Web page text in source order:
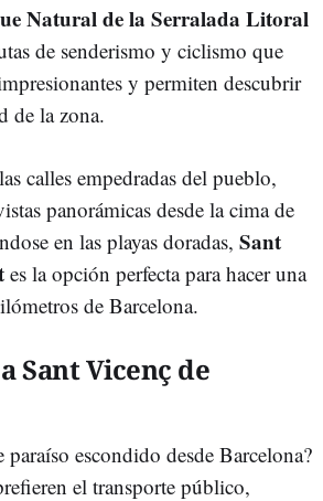
Natural de la Serralada Litoral
de senderismo y ciclismo que
y permiten descubrir
de la zona.
calles empedradas del pueblo,
panorámicas desde la cima de
en las playas doradas, Sant
es la opción perfecta para hacer una
de Barcelona.
Sant Vicenç de
paraíso escondido desde Barcelona?
el transporte público,